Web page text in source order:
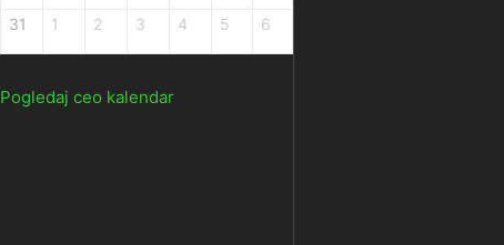
31 1 2 3 4 5 6
Pogledaj ceo kalendar